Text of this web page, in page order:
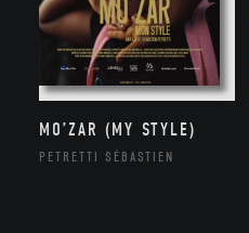
MO’ZAR (MY STYLE)
PETRETTI SÉBASTIEN